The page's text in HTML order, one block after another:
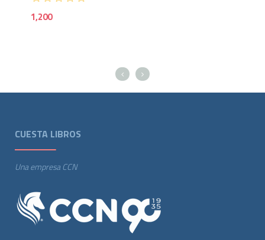
1,200
CUESTA LIBROS
Una empresa CCN